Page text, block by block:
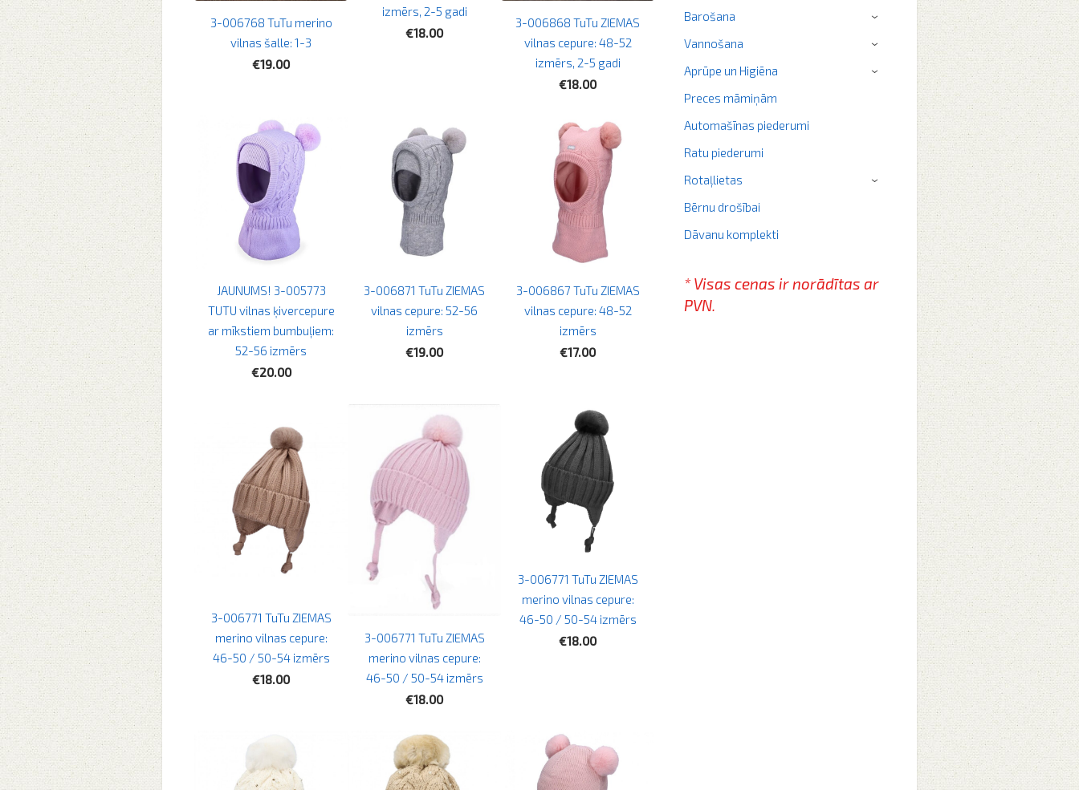
Barošana ›
Vannošana ›
Aprūpe un Higiēna ›
Preces māmiņām
Automašīnas piederumi
Ratu piederumi
Rotaļlietas
›
Bērnu drošībai
Dāvanu komplekti
* Visas cenas ir norādītas ar
PVN.
3-006768 TuTu merino
vilnas šalle: 1-3
€19.00
izmērs, 2-5 gadi
€18.00
3-006868 TuTu ZIEMAS
vilnas cepure: 48-52
izmērs, 2-5 gadi
€18.00
JAUNUMS! 3-005773
TUTU vilnas ķivercepure
ar mīkstiem bumbuļiem:
52-56 izmērs
€20.00
3-006871 TuTu ZIEMAS
vilnas cepure: 52-56
izmērs
€19.00
3-006867 TuTu ZIEMAS
vilnas cepure: 48-52
izmērs
€17.00
3-006771 TuTu ZIEMAS
merino vilnas cepure:
46-50 / 50-54 izmērs
€18.00
3-006771 TuTu ZIEMAS
merino vilnas cepure:
46-50 / 50-54 izmērs
€18.00
3-006771 TuTu ZIEMAS
merino vilnas cepure:
46-50 / 50-54 izmērs
€18.00